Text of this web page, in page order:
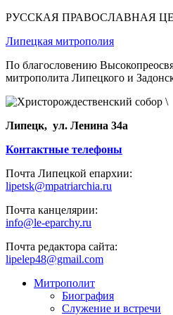
РУССКАЯ ПРАВОСЛАВНАЯ
Липецкая митрополия
По благословению
митрополита Липецкого и
Липецк, ул. Ленина 34а
Контактные телефоны
Почта Липецкой епархии:
lipetsk@mpatriarchia.ru
Почта канцелярии:
info@le-eparchy.ru
Почта редактора сайта:
lipelep48@gmail.com
Митрополит
Биография
Служение и встречи